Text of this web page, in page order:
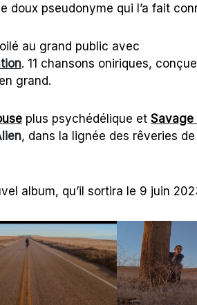
doux pseudonyme qui l’a fait
au grand public avec
. 11 chansons oniriques,
grand.
plus psychédélique et Savage
, dans la lignée des rêveries
album, qu’il sortira le 9 juin